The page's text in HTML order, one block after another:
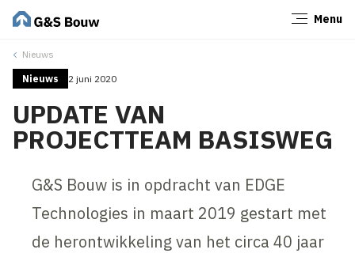
Menu
Nieuws
Nieuws 2 juni 2020
UPDATE VAN
PROJECTTEAM BASISWEG
G&S Bouw is in opdracht van EDGE
Technologies in maart 2019 gestart met
de herontwikkeling van het circa 40 jaar
Sluiten